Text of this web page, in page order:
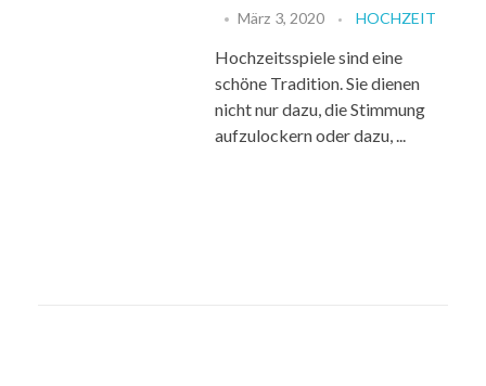
März 3, 2020 HOCHZEIT
Hochzeitsspiele sind eine
schöne Tradition. Sie dienen
nicht nur dazu, die Stimmung
aufzulockern oder dazu, ...